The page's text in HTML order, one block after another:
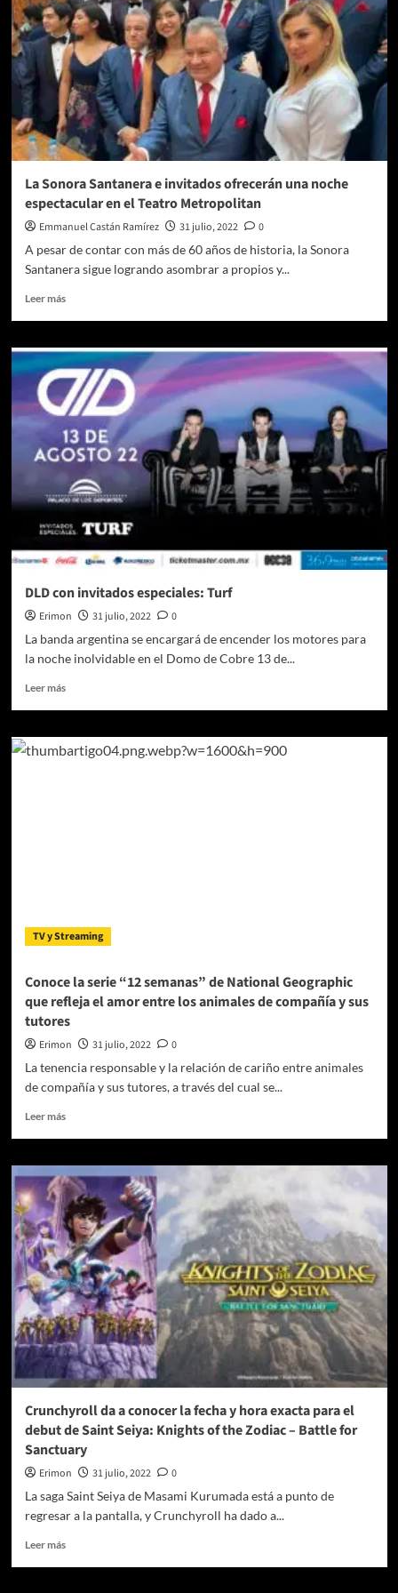
La Sonora Santanera e invitados ofrecerán una noche
espectacular en el Teatro Metropolitan
Emmanuel Castán Ramírez 31 julio, 2022
0
A pesar de contar con más de 60 años de historia, la Sonora
Santanera sigue logrando asombrar a propios y...
Leer másLeer
La
Sonora
Santanera
e
invitados
ofrecerán
una
noche
espectacular
en
Teatro
Metropolitan
DLD con invitados especiales: Turf
Erimon 31 julio, 2022
0
La banda argentina se encargará de encender los motores para
la noche inolvidable en el Domo de Cobre 13 de...
Leer másLeer
DLD
con
TV y Streaming
Conoce la serie “12 semanas” de National Geographic
que refleja el amor entre los animales de compañía y sus
tutores
Erimon 31 julio, 2022
0
La tenencia responsable y la relación de cariño entre animales
de compañía y sus tutores, a través del cual se...
Leer másLeer
Conoce
la
serie
“12
semanas”
de
National
Geographic
que
refleja
el
amor
entre
los
de
compañía
y
sus
Crunchyroll da a conocer la fecha y hora exacta para el
debut de Saint Seiya: Knights of the Zodiac – Battle for
Sanctuary
Erimon 31 julio, 2022
0
La saga Saint Seiya de Masami Kurumada está a punto de
regresar a la pantalla, y Crunchyroll ha dado a...
Leer másLeer